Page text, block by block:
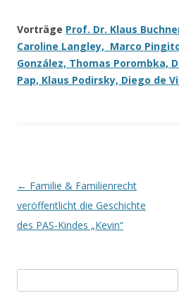
Vorträge Prof. Dr. Klaus
Caroline Langley, Marco
González, Thomas Porombka,
Pap, Klaus Podirsky, Diego de
Beitrags-
Navigation
← Familie & Familienrecht
veröffentlicht die Geschichte
des PAS-Kindes „Kevin“
nach: